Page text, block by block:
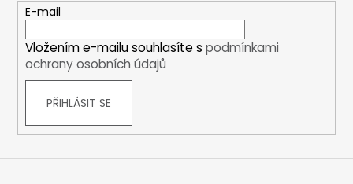
E-mail
Vložením e-mailu souhlasíte s podmínkami
ochrany osobních údajů
PŘIHLÁSIT SE